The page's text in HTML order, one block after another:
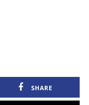
SHARE